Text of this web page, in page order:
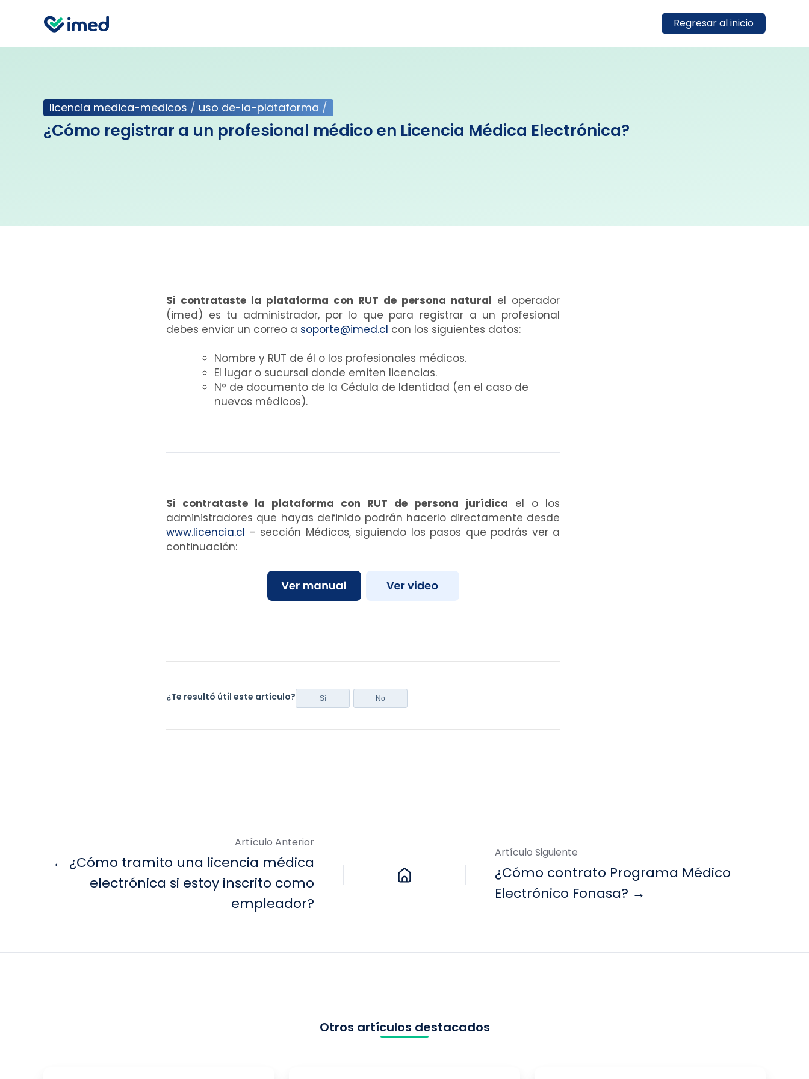
Regresar al inicio
licencia medica-medicos / uso de-la-plataforma /
¿Cómo registrar a un profesional médico en Licencia Médica Electrónica?
Si contrataste la plataforma con RUT de persona natural el operador
(imed) es tu administrador, por lo que para registrar a un profesional
debes enviar un correo a soporte@imed.cl con los siguientes datos:
Nombre y RUT de él o los profesionales médicos.
El lugar o sucursal donde emiten licencias.
N° de documento de la Cédula de Identidad (en el caso de
nuevos médicos).
Si contrataste la plataforma con RUT de persona jurídica el o los
administradores que hayas definido podrán hacerlo directamente desde
www.licencia.cl - sección Médicos, siguiendo los pasos que podrás ver a
continuación:
¿Te resultó útil este artículo? Sí No
Artículo Anterior
← ¿Cómo tramito una licencia médica
electrónica si estoy inscrito como
empleador?
Artículo Siguiente
¿Cómo contrato Programa Médico
Electrónico Fonasa? →
Otros artículos destacados